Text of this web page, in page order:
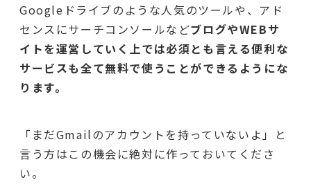
Googleドライブのような人気のツールや、アド
センスにサーチコンソールなどブログやWEBサ
イトを運営していく上では必須とも言える便利な
サービスも全て無料で使うことができるようにな
ります。
「まだGmailのアカウントを持っていないよ」と
言う方はこの機会に絶対に作っておいてくださ
い。